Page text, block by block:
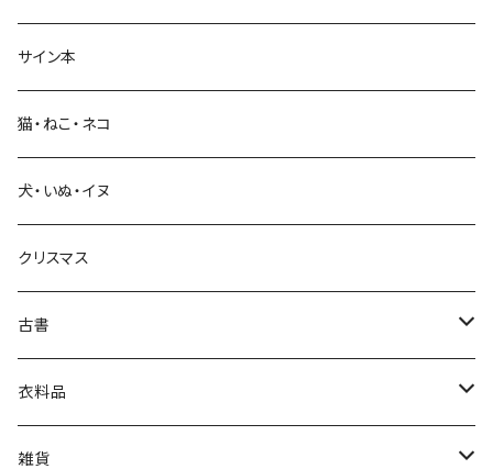
生活・暮らし
芸術・絵画・写真
絵本・児童書
娯楽・エンターテインメント
サイン本
猫・ねこ・ネコ
犬・いぬ・イヌ
クリスマス
古書
古書セット
美術
衣料品
POLEWARDS
雑貨